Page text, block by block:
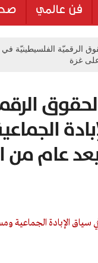
فن عالمي
الرقميّة الفلسيطينيّة في
غزة
بعد عام
الإبادة الجماعية